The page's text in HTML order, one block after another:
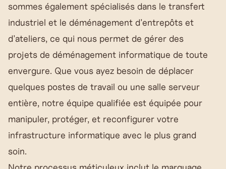
sommes également spécialisés dans le transfert
industriel et le déménagement d'entrepôts et
d'ateliers, ce qui nous permet de gérer des
projets de déménagement informatique de toute
envergure. Que vous ayez besoin de déplacer
quelques postes de travail ou une salle serveur
entière, notre équipe qualifiée est équipée pour
manipuler, protéger, et reconfigurer votre
infrastructure informatique avec le plus grand
soin.